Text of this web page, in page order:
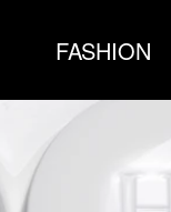
FASHION